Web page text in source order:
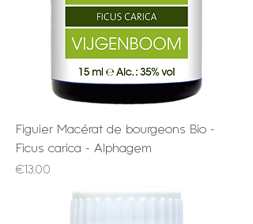
Figuier Macérat de bourgeons Bio -
Ficus carica - Alphagem
Price
€13.00